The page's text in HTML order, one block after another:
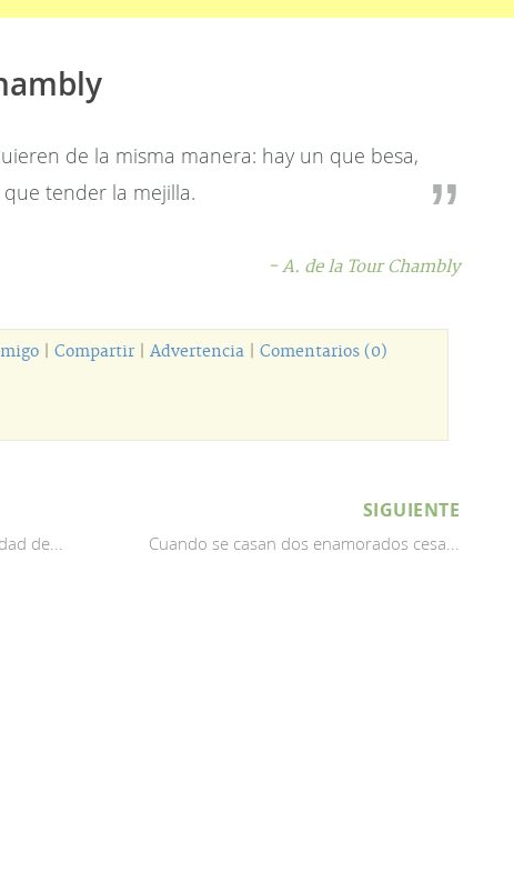
de la misma manera: hay un que besa,
tender la mejilla.
- A. de la Tour Chambly
Compartir Advertencia Comentarios (0)
de...
SIGUIENTE
Cuando se casan dos enamorados cesa...